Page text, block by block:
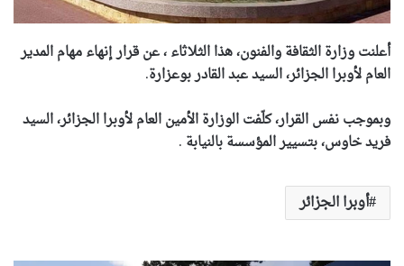
أعلنت وزارة الثقافة والفنون، هذا الثلاثاء ، عن قرار إنهاء مهام المدير
العام لأوبرا الجزائر، السيد عبد القادر بوعزارة.
وبموجب نفس القرار، كلّفت الوزارة الأمين العام لأوبرا الجزائر، السيد
فريد خاوس، بتسيير المؤسسة بالنيابة .
أوبرا الجزائر